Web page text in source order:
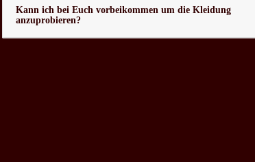
Kann ich bei Euch vorbeikommen um die Kleidung
anzuprobieren?